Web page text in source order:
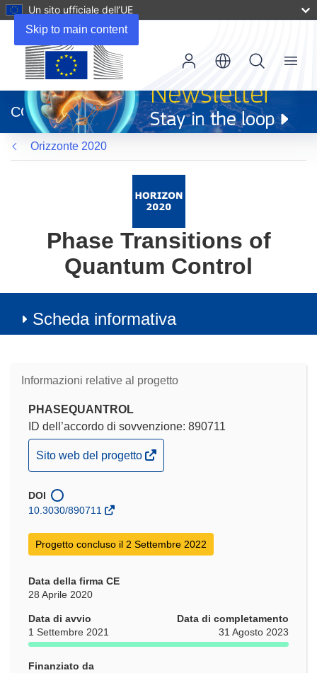
Skip to main content
Un sito ufficiale dell’UE
apre
in
una
nuova
finestra)
CORDIS
Menu
Orizzonte 2020
Phase Transitions of
Quantum Control
Scheda informativa
Informazioni relative al progetto
PHASEQUANTROL
ID dell’accordo di sovvenzione: 890711
(si
apre
una
finestra)
Sito web del progetto
DOI
10.3030/890711
Progetto concluso il 2 Settembre 2022
Data della firma CE
28 Aprile 2020
Data di avvio
1 Settembre 2021
Data di completamento
31 Agosto 2023
Finanziato da